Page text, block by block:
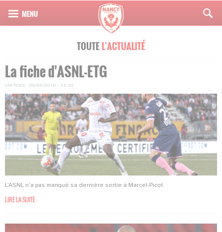
TOUTEL’ACTUALITÉ
La fiche d'ASNL-ETG
MATCHS · 06/05/2016 - 22:35
L’ASNL n’a pas manqué sa dernière sortie à Marcel-Picot.
LIRE LA SUITE